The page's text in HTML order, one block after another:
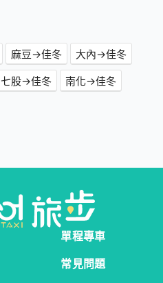
麻豆→佳冬
大內→佳冬
七股→佳冬
南化→佳冬
單程專車
常見問題